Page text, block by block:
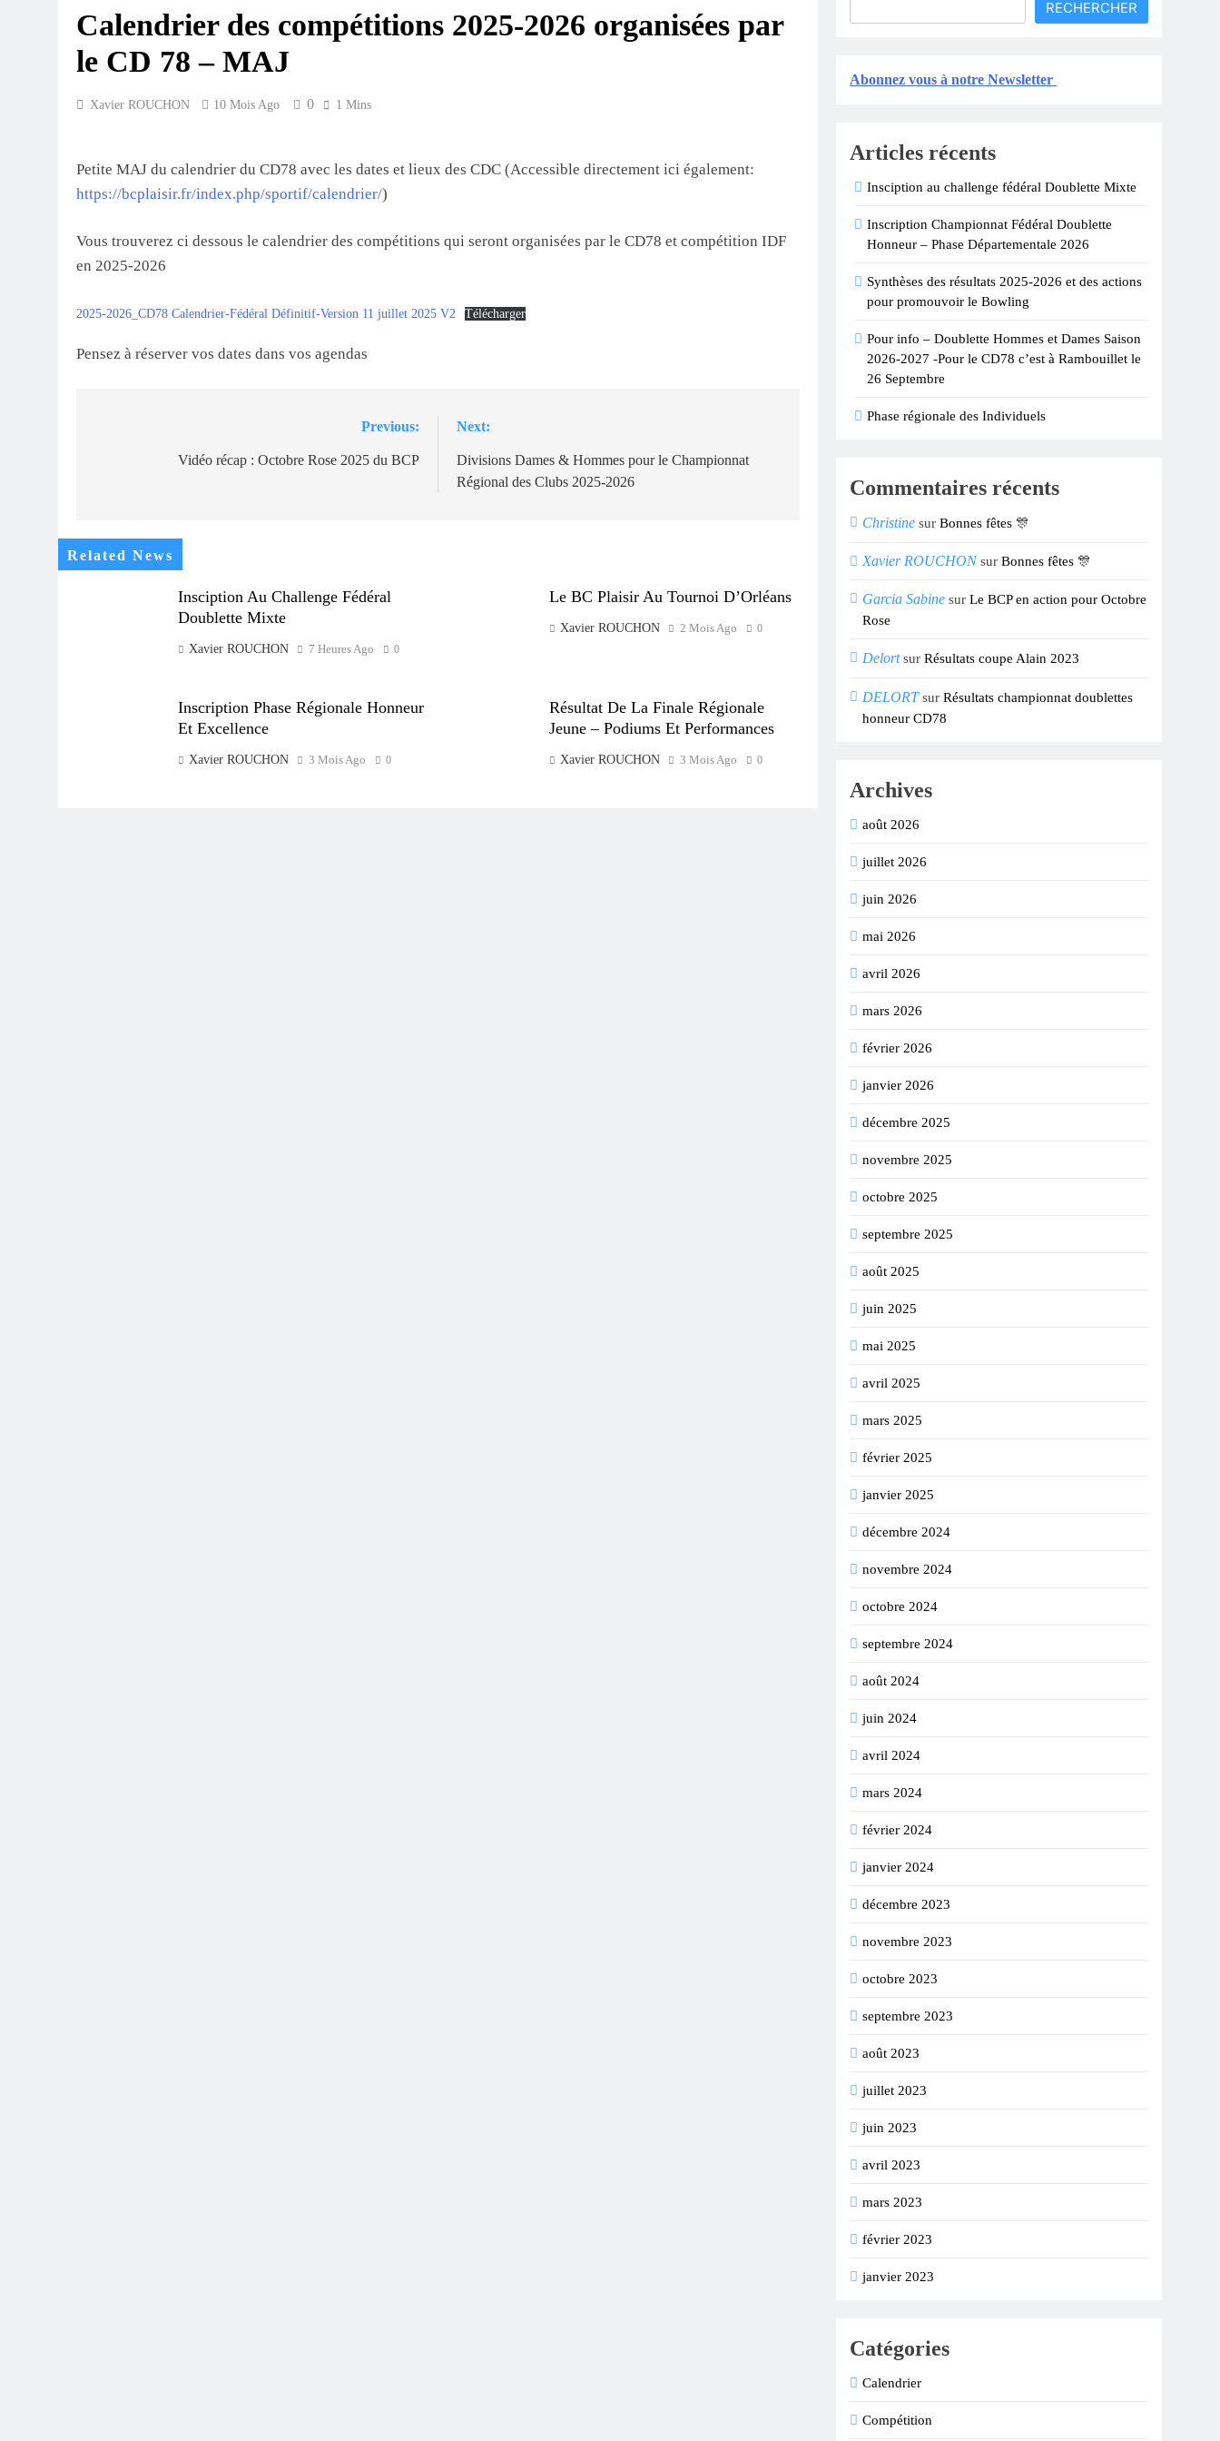
2 Mois Ago
Le BC Plaisir Au Tournoi D’Orléans Le BC Plaisir Vous Invite À Sa Sortie Annuelle !
3 Mois Ago
Calendrier des compétitions 2025-2026 organisées par
le CD 78 – MAJ
Xavier ROUCHON 10 Mois Ago 0 1 Mins
Petite MAJ du calendrier du CD78 avec les dates et lieux des CDC (Accessible directement ici également:
https://bcplaisir.fr/index.php/sportif/calendrier/)
Vous trouverez ci dessous le calendrier des compétitions qui seront organisées par le CD78 et compétition IDF
en 2025-2026
2025-2026_CD78 Calendrier-Fédéral Définitif-Version 11 juillet 2025 V2 Télécharger
Pensez à réserver vos dates dans vos agendas
Previous:
Vidéo récap : Octobre Rose 2025 du BCP
Next:
Divisions Dames & Hommes pour le Championnat
Régional des Clubs 2025-2026
Related News
Insciption Au Challenge Fédéral
Doublette Mixte
Xavier ROUCHON 7 Heures Ago 0
Le BC Plaisir Au Tournoi D’Orléans
Xavier ROUCHON 2 Mois Ago 0
Inscription Phase Régionale Honneur
Et Excellence
Xavier ROUCHON 3 Mois Ago 0
Résultat De La Finale Régionale
Jeune – Podiums Et Performances
Xavier ROUCHON 3 Mois Ago 0
RECHERCHER
Abonnez vous à notre Newsletter
Articles récents
Insciption au challenge fédéral Doublette Mixte
Inscription Championnat Fédéral Doublette
Honneur – Phase Départementale 2026
Synthèses des résultats 2025-2026 et des actions
pour promouvoir le Bowling
Pour info – Doublette Hommes et Dames Saison
2026-2027 -Pour le CD78 c’est à Rambouillet le
26 Septembre
Phase régionale des Individuels
Commentaires récents
Christine surBonnes fêtes 🎊
Xavier ROUCHONsurBonnes fêtes 🎊
Garcia Sabine surLe BCP en action pour Octobre
Rose
DelortsurRésultats coupe Alain 2023
DELORTsurRésultats championnat doublettes
honneur CD78
Archives
août 2026
juillet 2026
juin 2026
mai 2026
avril 2026
mars 2026
février 2026
janvier 2026
décembre 2025
novembre 2025
octobre 2025
septembre 2025
août 2025
juin 2025
mai 2025
avril 2025
mars 2025
février 2025
janvier 2025
décembre 2024
novembre 2024
octobre 2024
septembre 2024
août 2024
juin 2024
avril 2024
mars 2024
février 2024
janvier 2024
décembre 2023
novembre 2023
octobre 2023
septembre 2023
août 2023
juillet 2023
juin 2023
avril 2023
mars 2023
février 2023
janvier 2023
Catégories
Calendrier
Compétition